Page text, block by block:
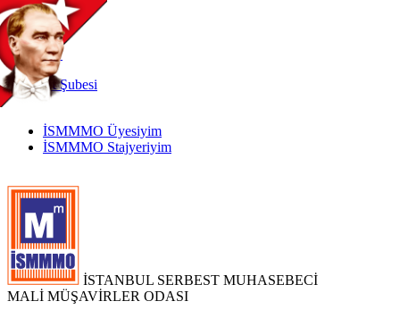
TR
|
EN
İnternetŞubesi
İSMMMO Üyesiyim
İSMMMO Stajyeriyim
İSTANBUL SERBEST MUHASEBECİ
MALİ MÜŞAVİRLER ODASI